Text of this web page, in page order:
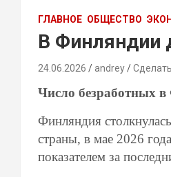
ГЛАВНОЕ ОБЩЕСТВО
В Финляндии
24.06.2026 andrey
Число безработных
Финляндия
страны, в мае 2026
показателем за